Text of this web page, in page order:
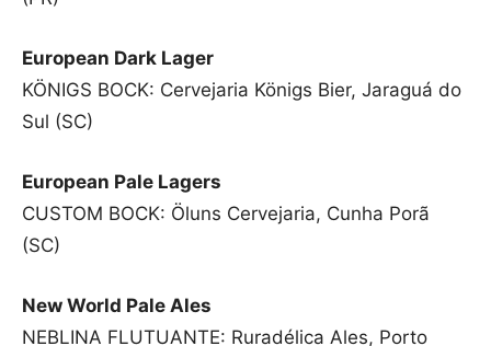
European Dark Lager
KÖNIGS BOCK: Cervejaria Königs Bier, Jaraguá do
Sul (SC)
European Pale Lagers
CUSTOM BOCK: Öluns Cervejaria, Cunha Porã
(SC)
New World Pale Ales
NEBLINA FLUTUANTE: Ruradélica Ales, Porto